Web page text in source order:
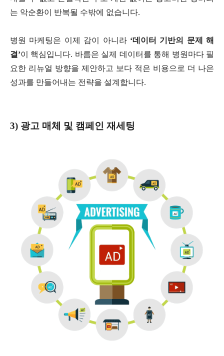
는 악순환이 반복될 수밖에 없습니다.
병원 마케팅은 이제 감이 아니라 ‘데이터 기반의 문제 해
결’이 핵심입니다. 바름은 실제 데이터를 통해 병원마다 필
요한 리뉴얼 방향을 제안하고 보다 적은 비용으로 더 나은
성과를 만들어내는 전략을 설계합니다.
3) 광고 매체 및 캠페인 재세팅